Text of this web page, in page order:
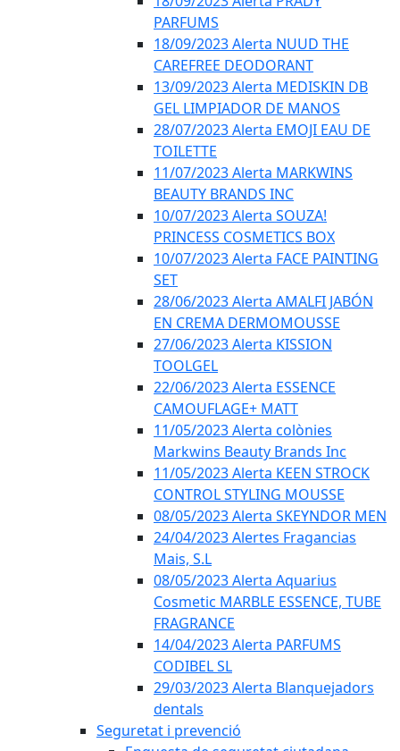
PARFUMS
18/09/2023 Alerta NUUD THE
CAREFREE DEODORANT
13/09/2023 Alerta MEDISKIN DB
GEL LIMPIADOR DE MANOS
28/07/2023 Alerta EMOJI EAU DE
TOILETTE
11/07/2023 Alerta MARKWINS
BEAUTY BRANDS INC
10/07/2023 Alerta SOUZA!
PRINCESS COSMETICS BOX
10/07/2023 Alerta FACE PAINTING
SET
28/06/2023 Alerta AMALFI JABÓN
EN CREMA DERMOMOUSSE
27/06/2023 Alerta KISSION
TOOLGEL
22/06/2023 Alerta ESSENCE
CAMOUFLAGE+ MATT
11/05/2023 Alerta colònies
Markwins Beauty Brands Inc
11/05/2023 Alerta KEEN STROCK
CONTROL STYLING MOUSSE
08/05/2023 Alerta SKEYNDOR MEN
24/04/2023 Alertes Fragancias
Mais, S.L
08/05/2023 Alerta Aquarius
Cosmetic MARBLE ESSENCE, TUBE
FRAGRANCE
14/04/2023 Alerta PARFUMS
CODIBEL SL
29/03/2023 Alerta Blanquejadors
dentals
Seguretat i prevenció